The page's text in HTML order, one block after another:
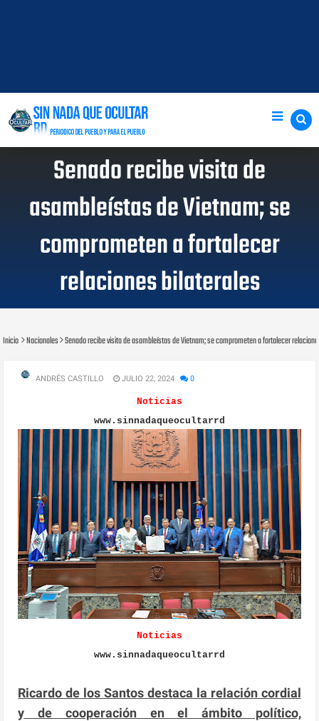
Senado recibe visita de
asambleístas de Vietnam; se
comprometen a fortalecer
relaciones bilaterales
Inicio Nacionales Senado recibe visita de asambleístas de Vietnam; se comprometen a fortalecer
ANDRÉS CASTILLO JULIO 22, 2024 0
Noticias
www.sinnadaqueocultarrd
Noticias
www.sinnadaqueocultarrd
Ricardo de los Santos destaca la relación cordial
y de cooperación en el ámbito político,